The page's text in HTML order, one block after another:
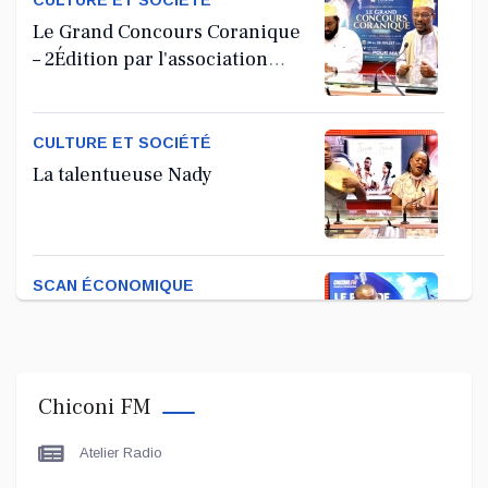
Le Grand Concours Coranique
– 2Édition par l'association
CULTURE ET SOCIÉTÉ
La talentueuse Nady
SCAN ÉCONOMIQUE
L'Association Zé Run pour le
Chiconi FM
Atelier Radio